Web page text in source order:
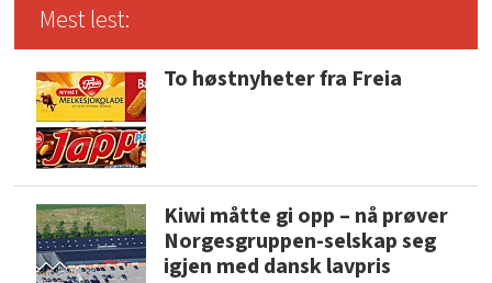
Mest lest:
To høstnyheter fra Freia
Kiwi måtte gi opp – nå prøver
Norgesgruppen-selskap seg
igjen med dansk lavpris